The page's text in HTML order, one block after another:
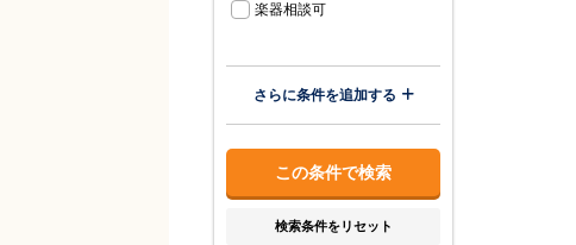
楽器相談可
さらに条件を追加する
検索条件をリセット